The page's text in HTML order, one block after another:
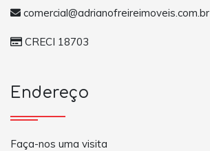
comercial@adrianofreireimoveis.com.br
CRECI 18703
Endereço
Faça-nos uma visita